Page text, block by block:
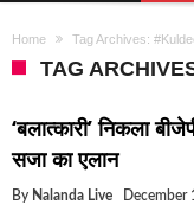
अंचल
बिहार
Home Tag Archives:
TAG
‘बलात्कारी’ निकला
सजा का एलान
By Nalanda Live December